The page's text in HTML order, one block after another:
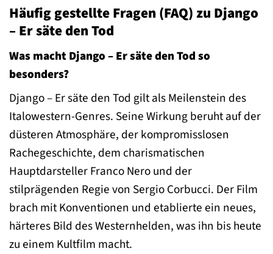
Häufig gestellte Fragen (FAQ) zu Django
– Er säte den Tod
Was macht Django – Er säte den Tod so
besonders?
Django – Er säte den Tod gilt als Meilenstein des
Italowestern-Genres. Seine Wirkung beruht auf der
düsteren Atmosphäre, der kompromisslosen
Rachegeschichte, dem charismatischen
Hauptdarsteller Franco Nero und der
stilprägenden Regie von Sergio Corbucci. Der Film
brach mit Konventionen und etablierte ein neues,
härteres Bild des Westernhelden, was ihn bis heute
zu einem Kultfilm macht.